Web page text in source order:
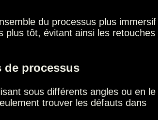
du processus plus immersif
plus tôt, évitant ainsi les retouches
de processus
sous différents angles ou en le
trouver les défauts dans